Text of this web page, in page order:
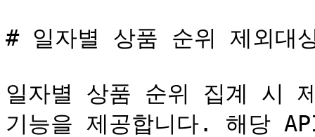
# 일자별 상품 순위 제외대
일자별 상품 순위 집계 시
기능을 제공합니다. 해당